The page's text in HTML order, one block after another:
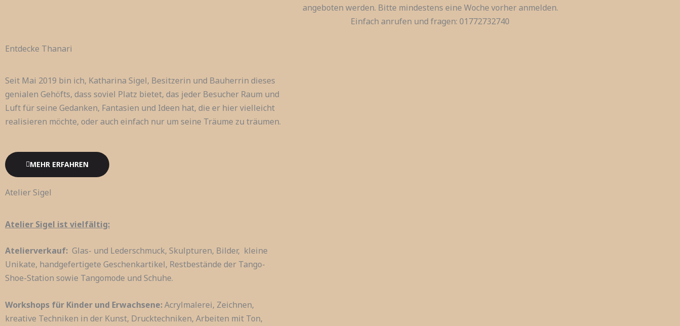
angeboten werden. Bitte mindestens eine Woche vorher anmelden.
Einfach anrufen und fragen: 01772732740
Entdecke Thanari
Seit Mai 2019 bin ich, Katharina Sigel, Besitzerin und Bauherrin dieses
genialen Gehöfts, dass soviel Platz bietet, das jeder Besucher Raum und
Luft für seine Gedanken, Fantasien und Ideen hat, die er hier vielleicht
realisieren möchte, oder auch einfach nur um seine Träume zu träumen.
MEHR ERFAHREN
Atelier Sigel
Atelier Sigel ist vielfältig:
Atelierverkauf: Glas- und Lederschmuck, Skulpturen, Bilder, kleine
Unikate, handgefertigete Geschenkartikel, Restbestände der Tango-
Shoe-Station sowie Tangomode und Schuhe.
Workshops für Kinder und Erwachsene:Acrylmalerei, Zeichnen,
kreative Techniken in der Kunst, Drucktechniken, Arbeiten mit Ton,